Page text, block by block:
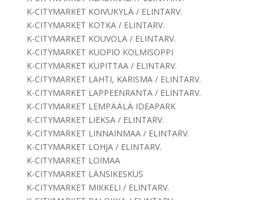
K-CITYMARKET KOIVUKYLÄ / ELINTARV.
K-CITYMARKET KOTKA / ELINTARV.
K-CITYMARKET KOUVOLA / ELINTARV.
K-CITYMARKET KUOPIO KOLMISOPPI
K-CITYMARKET KUPITTAA / ELINTARV.
K-CITYMARKET LAHTI, KARISMA / ELINTARV.
K-CITYMARKET LAPPEENRANTA / ELINTARV.
K-CITYMARKET LEMPÄÄLÄ IDEAPARK
K-CITYMARKET LIEKSA / ELINTARV.
K-CITYMARKET LINNAINMAA / ELINTARV.
K-CITYMARKET LOHJA / ELINTARV.
K-CITYMARKET LOIMAA
K-CITYMARKET LÄNSIKESKUS
K-CITYMARKET MIKKELI / ELINTARV.